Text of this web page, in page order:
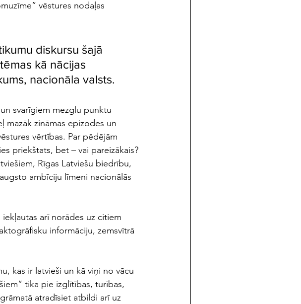
vēstures nodaļas
diskursu šajā
kā nācijas
nacionāla valsts.
svarīgiem mezglu punktu
mazāk zināmas epizodes un
vērtības. Par pēdējām
priekštats, bet – vai pareizākais?
Rīgas Latviešu biedrību,
ambīciju līmeni nacionālās
arī norādes uz citiem
informāciju, zemsvītrā
kas ir latvieši un kā viņi no vācu
tika pie izglītības, turības,
atradīsiet atbildi arī uz